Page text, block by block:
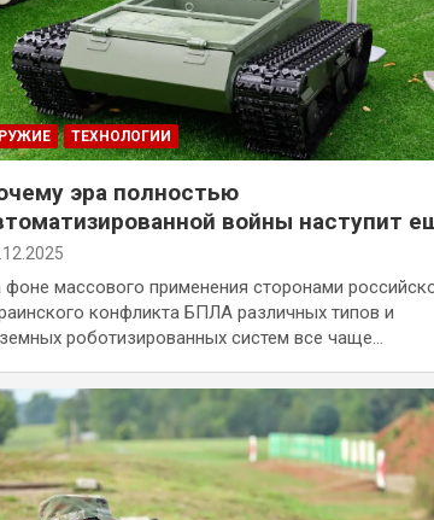
ТЕХНОЛОГИИ
эра полностью
войны наступит
скоро
фоне массового применения сторонами
конфликта БПЛА различных типов и
роботизированных систем все чаще…